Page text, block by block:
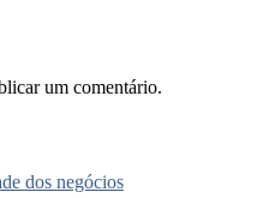
um comentário.